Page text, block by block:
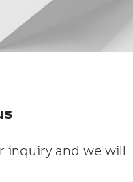
inquiry and we will